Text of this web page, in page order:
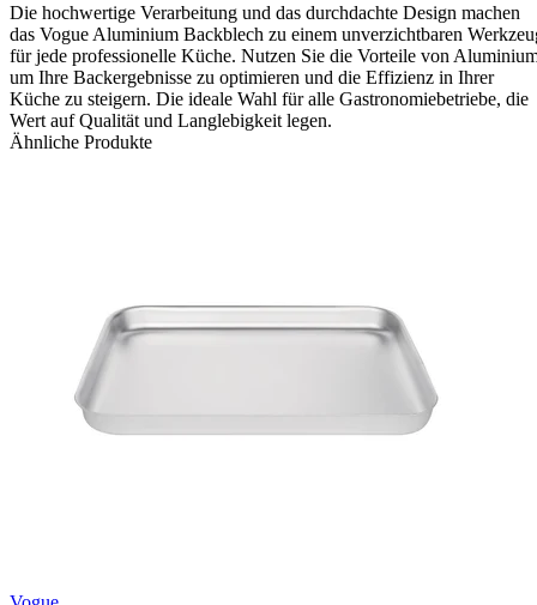
Die hochwertige Verarbeitung und das durchdachte Design machen
das Vogue Aluminium Backblech zu einem unverzichtbaren
für jede professionelle Küche. Nutzen Sie die Vorteile von
um Ihre Backergebnisse zu optimieren und die Effizienz in Ihrer
Küche zu steigern. Die ideale Wahl für alle Gastronomiebetriebe, die
Wert auf Qualität und Langlebigkeit legen.
Ähnliche Produkte